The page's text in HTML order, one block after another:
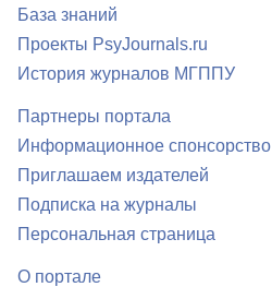
База знаний
Проекты PsyJournals.ru
История журналов МГППУ
Партнеры портала
Информационное спонсорство
Приглашаем издателей
Подписка на журналы
Персональная страница
О портале